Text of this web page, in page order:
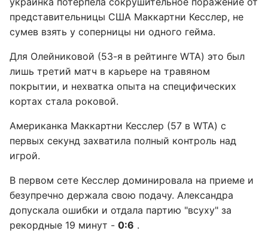
представительницы США Маккартни Кесслер, не
сумев взять у соперницы ни одного гейма.
Для Олейниковой (53-я в рейтинге WTA) это был
лишь третий матч в карьере на травяном
покрытии, и нехватка опыта на специфических
кортах стала роковой.
Американка Маккартни Кесслер (57 в WTA) с
первых секунд захватила полный контроль над
игрой.
В первом сете Кесслер доминировала на приеме и
безупречно держала свою подачу. Александра
допускала ошибки и отдала партию "всуху" за
рекордные 19 минут - 0:6 .